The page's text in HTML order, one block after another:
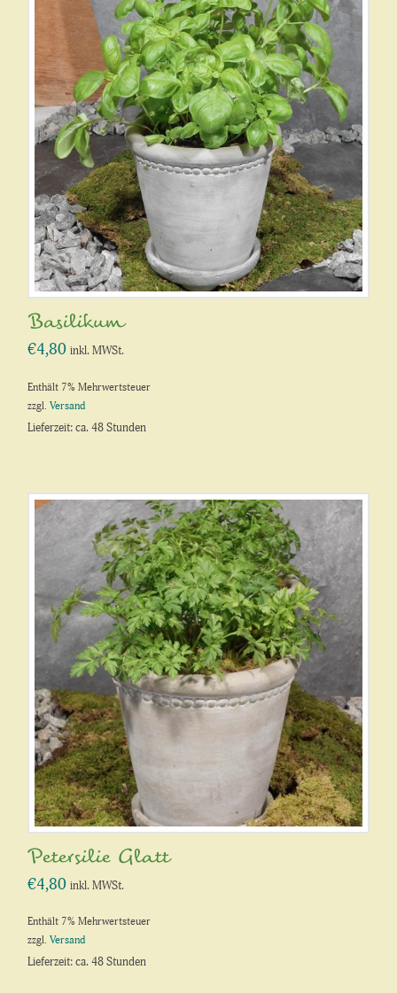
Basilikum
€4,80 inkl. MWSt.
Enthält 7% Mehrwertsteuer
zzgl.Versand
Lieferzeit: ca. 48 Stunden
Petersilie Glatt
€4,80 inkl. MWSt.
Enthält 7% Mehrwertsteuer
zzgl.Versand
Lieferzeit: ca. 48 Stunden